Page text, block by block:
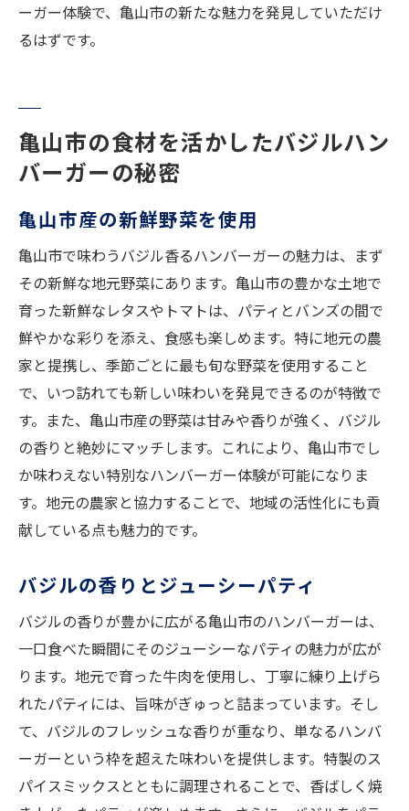
ーガー体験で、亀山市の新たな魅力を発見していただけ
るはずです。
亀山市の食材を活かしたバジルハン
バーガーの秘密
亀山市産の新鮮野菜を使用
亀山市で味わうバジル香るハンバーガーの魅力は、まず
その新鮮な地元野菜にあります。亀山市の豊かな土地で
育った新鮮なレタスやトマトは、パティとバンズの間で
鮮やかな彩りを添え、食感も楽しめます。特に地元の農
家と提携し、季節ごとに最も旬な野菜を使用すること
で、いつ訪れても新しい味わいを発見できるのが特徴で
す。また、亀山市産の野菜は甘みや香りが強く、バジル
の香りと絶妙にマッチします。これにより、亀山市でし
か味わえない特別なハンバーガー体験が可能になりま
す。地元の農家と協力することで、地域の活性化にも貢
献している点も魅力的です。
バジルの香りとジューシーパティ
バジルの香りが豊かに広がる亀山市のハンバーガーは、
一口食べた瞬間にそのジューシーなパティの魅力が広が
ります。地元で育った牛肉を使用し、丁寧に練り上げら
れたパティには、旨味がぎゅっと詰まっています。そし
て、バジルのフレッシュな香りが重なり、単なるハンバ
ーガーという枠を超えた味わいを提供します。特製のス
パイスミックスとともに調理されることで、香ばしく焼